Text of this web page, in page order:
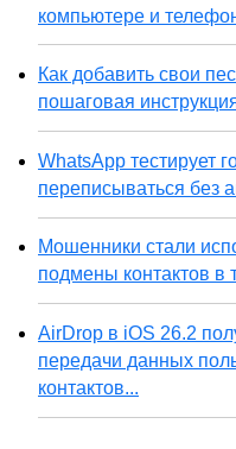
компьютере и
Как добавить свои
пошаговая
WhatsApp тестирует
переписываться без
Мошенники стали
подмены контактов в
AirDrop в iOS 26.2
передачи данных
контактов...